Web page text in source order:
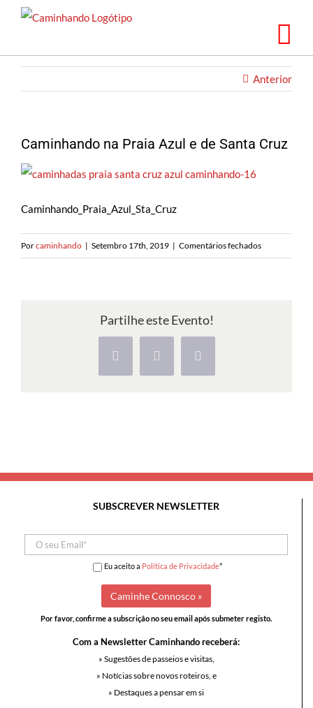
Saltar
Anterior
Caminhando na Praia Azul e de Santa Cruz
Caminhando_Praia_Azul_Sta_Cruz
Porcaminhando | Setembro 17th, 2019 | Comentários fechadosem
Caminhando
Partilhe este Evento!
Facebook
X Pinterest
SUBSCREVER NEWSLETTER
Eu aceito a Política de Privacidade*
Por favor, confirme a subscrição no seu email após submeter registo.
Com a Newsletter Caminhando receberá:
» Sugestões de passeios e visitas,
» Notícias sobre novos roteiros, e
» Destaques a pensar em si